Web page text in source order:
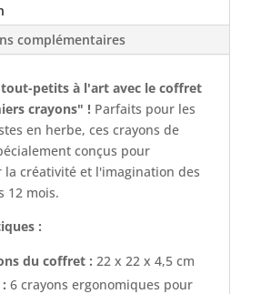
complémentaires
petits à l'art avec le coffret
crayons" !Parfaits pour les
en herbe, ces crayons de
conçus pour
la créativité et l'imagination des
12 mois.
:
du coffret : 22 x 22 x 4,5 cm
6 crayons ergonomiques pour